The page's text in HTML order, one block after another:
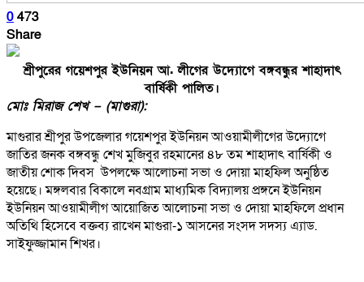
0473
Share
শ্রীপুরের গয়েশপুর ইউনিয়ন আ. লীগের উদ্যোগে বঙ্গবন্ধুর শাহাদাৎ
বার্ষিকী পালিত।
মোঃ মিরাজ শেখ – (মাগুরা):
মাগুরার শ্রীপুর উপজেলার গয়েশপুর ইউনিয়ন আওয়ামীলীগের উদ্যোগে
জাতির জনক বঙ্গবন্ধু শেখ মুজিবুর রহমানের ৪৮ তম শাহাদাৎ বার্ষিকী ও
জাতীয় শোক দিবস উপলক্ষে আলোচনা সভা ও দোয়া মাহফিল অনুষ্ঠিত
হয়েছে। মঙ্গলবার বিকালে নবগ্রাম মাধ্যমিক বিদ্যালয় প্রঙ্গনে ইউনিয়ন
ইউনিয়ন আওয়ামীলীগ আয়োজিত আলোচনা সভা ও দোয়া মাহফিলে প্রধান
অতিথি হিসেবে বক্তব্য রাখেন মাগুরা-১ আসনের সংসদ সদস্য এ্যাড.
সাইফুজ্জামান শিখর।